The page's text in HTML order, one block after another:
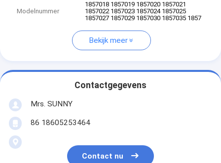
Modelnummer
1857018 1857019 1857020 1857021
1857022 1857023 1857024 1857025
1857027 1857029 1857030 1857035 1857
Bekijk meer
Contactgegevens
Mrs. SUNNY
86 18605253464
Contact nu